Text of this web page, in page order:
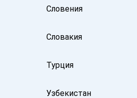
Словения
Словакия
Турция
Узбекистан